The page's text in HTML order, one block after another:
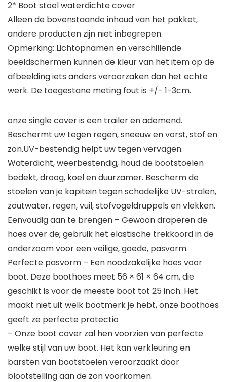
2* Boot stoel waterdichte cover
Alleen de bovenstaande inhoud van het pakket,
andere producten zijn niet inbegrepen.
Opmerking: Lichtopnamen en verschillende
beeldschermen kunnen de kleur van het item op de
afbeelding iets anders veroorzaken dan het echte
werk. De toegestane meting fout is +/- 1-3cm.
onze single cover is een trailer en ademend.
Beschermt uw tegen regen, sneeuw en vorst, stof en
zon.UV-bestendig helpt uw tegen vervagen.
Waterdicht, weerbestendig, houd de bootstoelen
bedekt, droog, koel en duurzamer. Bescherm de
stoelen van je kapitein tegen schadelijke UV-stralen,
zoutwater, regen, vuil, stofvogeldruppels en vlekken.
Eenvoudig aan te brengen – Gewoon draperen de
hoes over de; gebruik het elastische trekkoord in de
onderzoom voor een veilige, goede, pasvorm.
Perfecte pasvorm – Een noodzakelijke hoes voor
boot. Deze boothoes meet 56 × 61 × 64 cm, die
geschikt is voor de meeste boot tot 25 inch. Het
maakt niet uit welk bootmerk je hebt, onze boothoes
geeft ze perfecte protectio
– Onze boot cover zal hen voorzien van perfecte
welke stijl van uw boot. Het kan verkleuring en
barsten van bootstoelen veroorzaakt door
blootstelling aan de zon voorkomen.